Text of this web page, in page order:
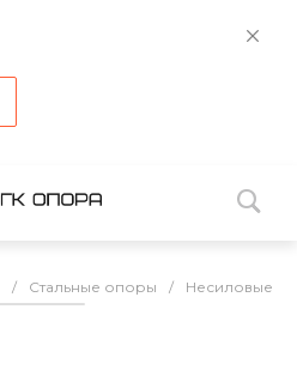
/ Стальные опоры / Несиловые